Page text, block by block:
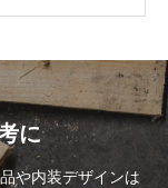
に
や内装デザインは